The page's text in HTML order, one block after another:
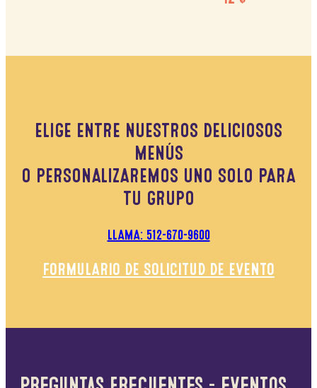
ELIGE ENTRE NUESTROS DELICIOSOS
MENÚS
O PERSONALIZAREMOS UNO SOLO PARA
TU GRUPO
LLAMA: 512-670-9600
FORMULARIO DE SOLICITUD DE EVENTO